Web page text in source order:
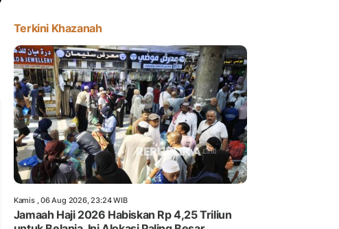
Terkini Khazanah
Kamis , 06 Aug 2026, 23:24 WIB
Jamaah Haji 2026 Habiskan Rp 4,25 Triliun